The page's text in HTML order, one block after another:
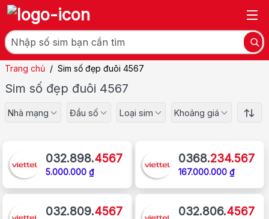
Trang chủ / Sim số đẹp đuôi 4567
Sim số đẹp đuôi 4567
Nhà mạng Đầu số Loại sim Khoảng giá
032.898.4567
5.000.000 ₫
0368.234.567
167.000.000 ₫
032.809.4567 032.806.4567